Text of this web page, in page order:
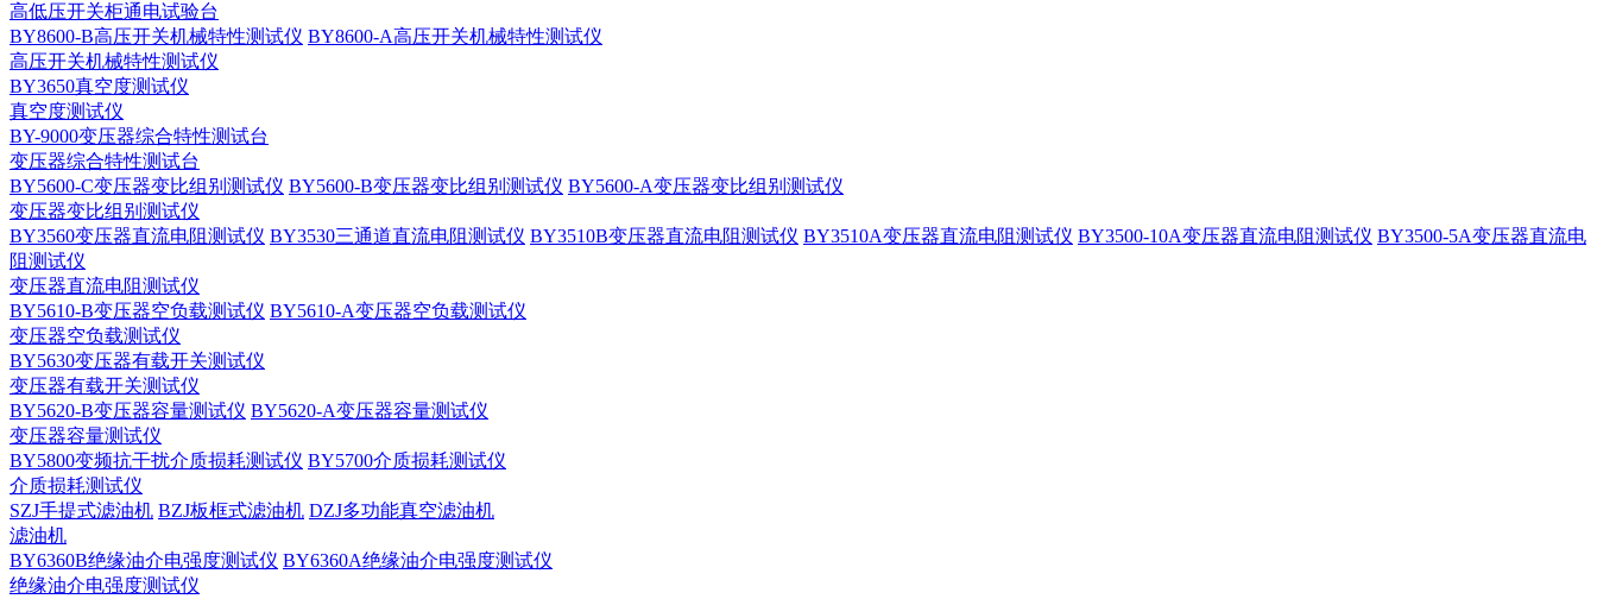
高低压开关柜通电试验台
BY8600-B高压开关机械特性测试仪 BY8600-A高压开关机械特性测试仪
高压开关机械特性测试仪
BY3650真空度测试仪
真空度测试仪
BY-9000变压器综合特性测试台
变压器综合特性测试台
BY5600-C变压器变比组别测试仪 BY5600-B变压器变比组别测试仪 BY5600-A变压器变比组别测试仪
变压器变比组别测试仪
BY3560变压器直流电阻测试仪 BY3530三通道直流电阻测试仪 BY3510B变压器直流电阻测试仪 BY3510A变压器直流电阻测试仪 BY3500-10A变压器直流电阻测试仪 BY3500-5A变压器直流电
阻测试仪
变压器直流电阻测试仪
BY5610-B变压器空负载测试仪 BY5610-A变压器空负载测试仪
变压器空负载测试仪
BY5630变压器有载开关测试仪
变压器有载开关测试仪
BY5620-B变压器容量测试仪 BY5620-A变压器容量测试仪
变压器容量测试仪
BY5800变频抗干扰介质损耗测试仪 BY5700介质损耗测试仪
介质损耗测试仪
SZJ手提式滤油机 BZJ板框式滤油机 DZJ多功能真空滤油机
滤油机
BY6360B绝缘油介电强度测试仪 BY6360A绝缘油介电强度测试仪
绝缘油介电强度测试仪